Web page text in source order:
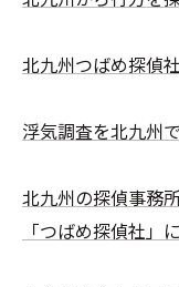
北九州つばめ探偵
浮気調査を北九州
北九州の探偵事務
「つばめ探偵社」